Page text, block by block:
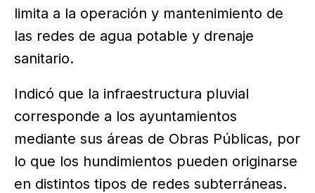
limita a la operación y mantenimiento de
las redes de agua potable y drenaje
sanitario.
Indicó que la infraestructura pluvial
corresponde a los ayuntamientos
mediante sus áreas de Obras Públicas, por
lo que los hundimientos pueden originarse
en distintos tipos de redes subterráneas.